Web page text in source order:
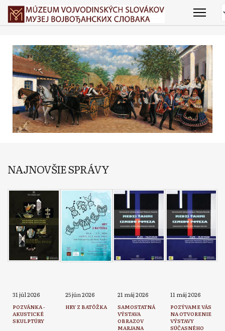
NAJNOVŠIE SPRÁVY
31 júl 2026
POZVÁNKA -
AKUSTICKÉ
SKULPTÚRY
25 jún 2026
HRY Z BATÔŽKA
21 máj 2026
SAMOSTATNÁ
VÝSTAVA
OBRAZOV
MARJANA
11 máj 2026
POZÝVAME VÁS
NA OTVORENIE
VÝSTAVY
SÚČASNÉHO